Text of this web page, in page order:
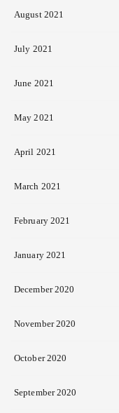
August 2021
July 2021
June 2021
May 2021
April 2021
March 2021
February 2021
January 2021
December 2020
November 2020
October 2020
September 2020